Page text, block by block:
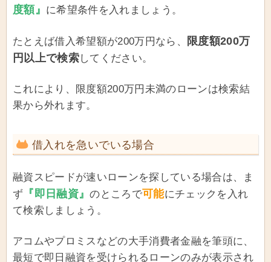
度額』 に希望条件を入れましょう。
たとえば借入希望額が200万円なら、
限度額200万
円以上で検索してください。
これにより、限度額200万円未満のローンは検索結
果から外れます。
借入れを急いでいる場合
融資スピードが速いローンを探している場合は、ま
ず 『即日融資』のところで可能にチェックを入れ
て検索しましょう。
アコムやプロミスなどの大手消費者金融を筆頭に、
最短で即日融資を受けられるローンのみが表示され